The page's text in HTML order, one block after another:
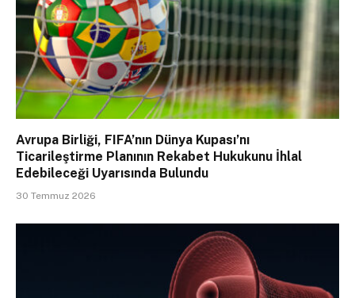
Avrupa Birliği, FIFA’nın Dünya Kupası’nı
Ticarileştirme Planının Rekabet Hukukunu İhlal
Edebileceği Uyarısında Bulundu
30 Temmuz 2026